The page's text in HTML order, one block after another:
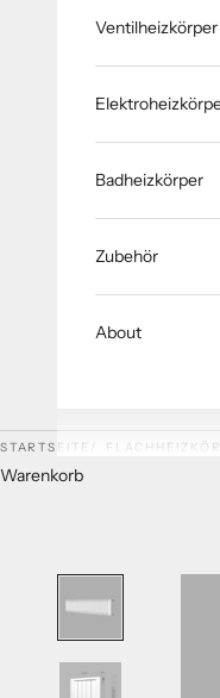
Ventilheizkörper
Badheizkörper
Zubehör
About
STARTSEITE
Warenkorb